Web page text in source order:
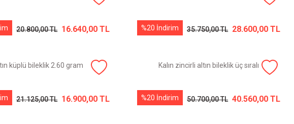
20.800,00 TL 16.640,00 TL %20 İndirim 35.750,00 TL 28.600,00 TL
küplü bileklik 2.60 gram
21.125,00 TL 16.900,00 TL
Kalın zincirli altın bileklik üç sıralı
%20 İndirim 50.700,00 TL 40.560,00 TL